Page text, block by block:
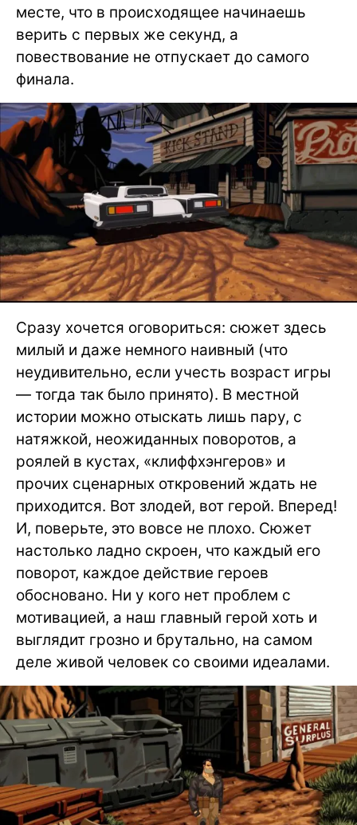
месте, что в происходящее начинаешь
верить с первых же секунд, а
повествование не отпускает до самого
финала.
Сразу хочется оговориться: сюжет здесь
милый и даже немного наивный (что
неудивительно, если учесть возраст игры
— тогда так было принято). В местной
истории можно отыскать лишь пару, с
натяжкой, неожиданных поворотов, а
роялей в кустах, «клиффхэнгеров» и
прочих сценарных откровений ждать не
приходится. Вот злодей, вот герой. Вперед!
И, поверьте, это вовсе не плохо. Сюжет
настолько ладно скроен, что каждый его
поворот, каждое действие героев
обосновано. Ни у кого нет проблем с
мотивацией, а наш главный герой хоть и
выглядит грозно и брутально, на самом
деле живой человек со своими идеалами.